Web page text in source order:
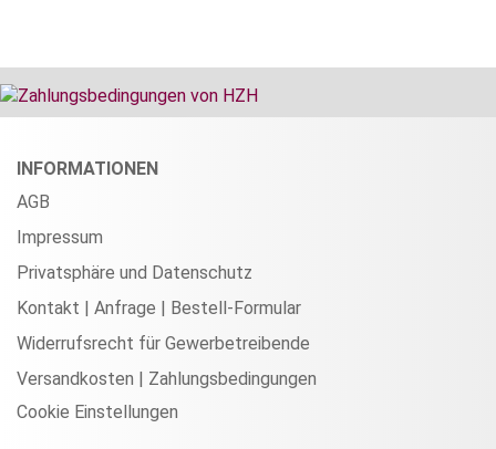
INFORMATIONEN
AGB
Impressum
Privatsphäre und Datenschutz
Kontakt | Anfrage | Bestell-Formular
Widerrufsrecht für Gewerbetreibende
Versandkosten | Zahlungsbedingungen
Cookie Einstellungen